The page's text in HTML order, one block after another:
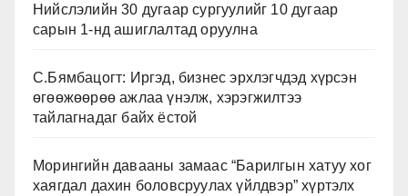
Нийслэлийн 30 дугаар сургуулийг 10 дугаар
сарын 1-нд ашиглалтад оруулна
С.Бямбацогт: Иргэд, бизнес эрхлэгчдэд хүрсэн
өгөөжөөрөө ажлаа үнэлж, хэрэгжилтээ
тайлагнадаг байх ёстой
Морингийн давааны замаас “Барилгын хатуу хог
хаягдал дахин боловсруулах үйлдвэр” хүртэлх